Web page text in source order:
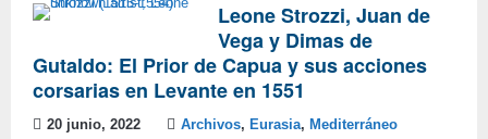
Leone Strozzi, Juan de
Vega y Dimas de
Gutaldo: El Prior de Capua y sus acciones
corsarias en Levante en 1551
20 junio, 2022 Archivos, Eurasia, Mediterráneo